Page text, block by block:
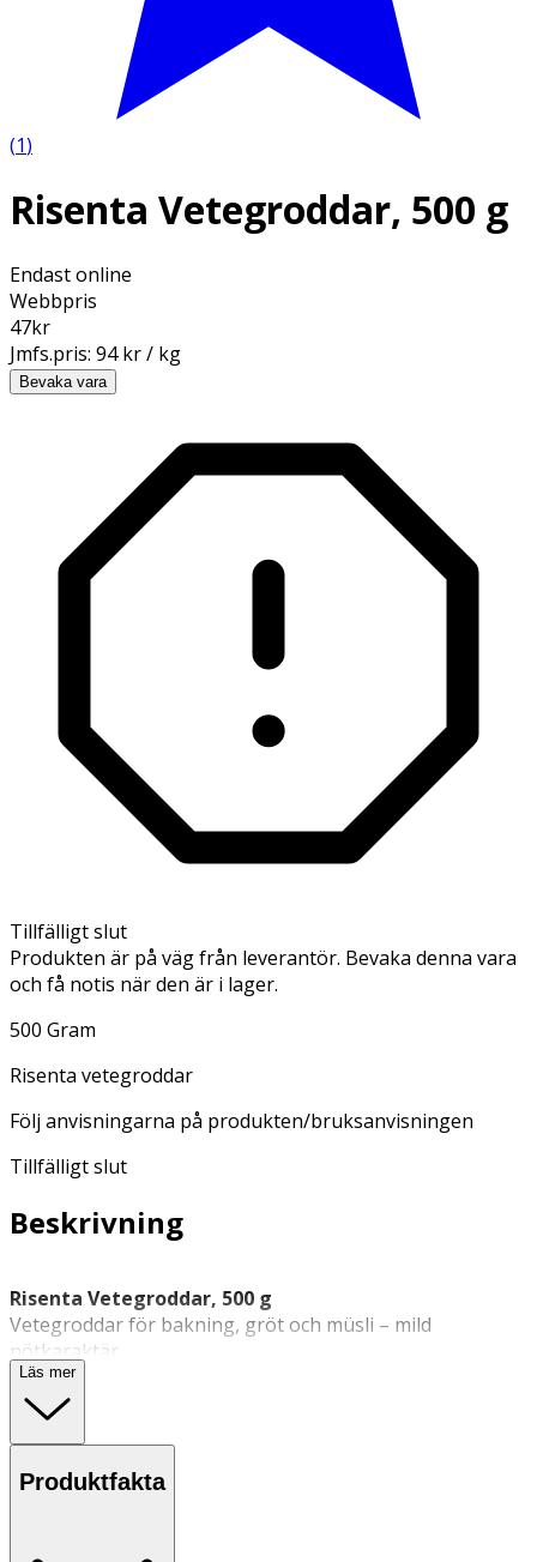
(1)
Risenta Vetegroddar, 500 g
Endast online
Webbpris
47kr
Jmfs.pris: 94 kr / kg
Bevaka vara
Tillfälligt slut
Produkten är på väg från leverantör. Bevaka denna vara
och få notis när den är i lager.
500 Gram
Risenta vetegroddar
Följ anvisningarna på produkten/bruksanvisningen
Tillfälligt slut
Beskrivning
Risenta Vetegroddar, 500 g
Vetegroddar för bakning, gröt och müsli – mild
nötkaraktär.
Torkade vetegroddar som ger struktur och smak i både
matlagning och bakning
eller som topping – även som panering.
Egenskaper
Läs mer
Produktfakta